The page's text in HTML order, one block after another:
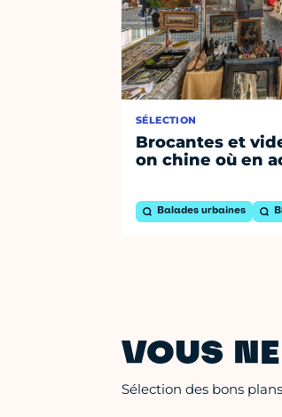
SÉLECTION
Brocantes et
on chine où en
Balades urbaines
VOUS
Sélection des bons